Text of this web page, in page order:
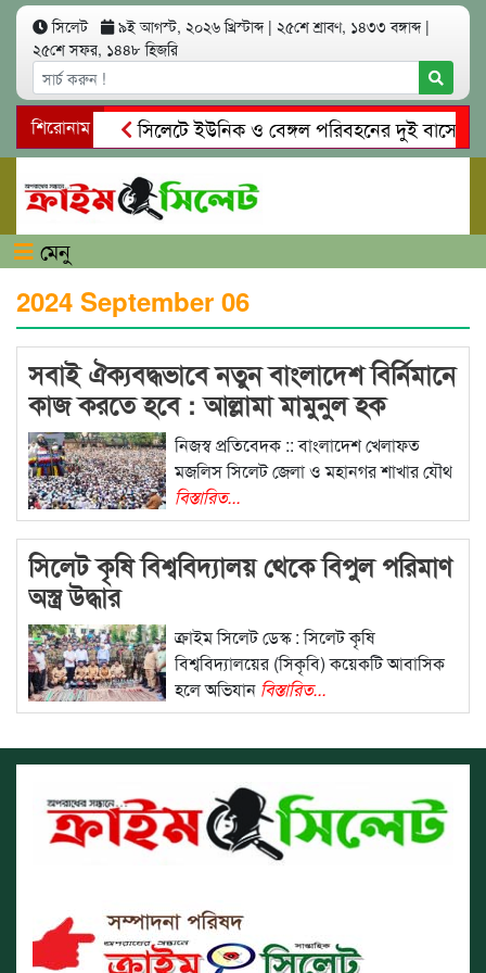
সিলেট ৯ই আগস্ট, ২০২৬ খ্রিস্টাব্দ | ২৫শে শ্রাবণ, ১৪৩৩ বঙ্গাব্দ |
২৫শে সফর, ১৪৪৮ হিজরি
শিরোনাম
ভৈরবী
সিলেটে ইউনিক ও বেঙ্গল পরিবহনের দুই বাসের
রিমালকে গ্রেপ্তারের দাবি স্থানীয়দের
গোয়াইনঘাটে
মেনু
2024 September 06
সবাই ঐক্যবদ্ধভাবে নতুন বাংলাদেশ বির্নিমানে
কাজ করতে হবে : আল্লামা মামুনুল হক
নিজস্ব প্রতিবেদক :: বাংলাদেশ খেলাফত
মজলিস সিলেট জেলা ও মহানগর শাখার যৌথ
বিস্তারিত...
সিলেট কৃষি বিশ্ববিদ্যালয় থেকে বিপুল পরিমাণ
অস্ত্র উদ্ধার
ক্রাইম সিলেট ডেস্ক : সিলেট কৃষি
বিশ্ববিদ্যালয়ের (সিকৃবি) কয়েকটি আবাসিক
হলে অভিযান বিস্তারিত...